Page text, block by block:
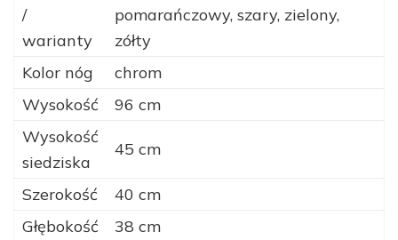
/
warianty
pomarańczowy, szary, zielony,
zółty
Kolor nóg
chrom
Wysokość
96 cm
Wysokość
siedziska
45 cm
Szerokość
40 cm
Głębokość
38 cm